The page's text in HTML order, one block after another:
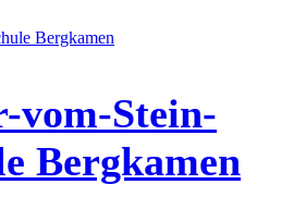
vom-Stein-
Bergkamen